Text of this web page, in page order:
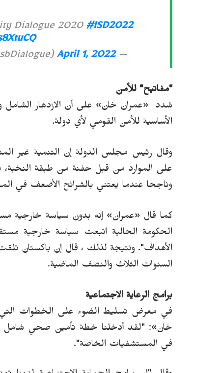
Dialogue 2020 #ISD2022
— Islamabad Security Dialogue (@IsbDialogue)
April 1, 2022
"مفاتيح" للأمن
شدد
«عمران خان» على أن الازدهار
الأساسية للأمن القومي لأي دولة.
وقال رئيس مجلس الدولة إن التنمية غير
على الموارد من قبل حفنة من طبقة
وناجحا عندما يعتني بالشرائح الأضعف في
كما قال«عمران» إنه بدون سياسة خارجية
الحكومة الحالية اتبعت سياسة خارجية
الأهداف". ونتيجة لذلك ، قال إن باكستان
السنوات الثلاث والنصف الماضية.
برامج الرعاية الاجتماعية
في معرض تسليط الضوء على الخطوات التي
خان»: "لقد أدخلنا خطة تأمين صحي شامل
في المستشفيات الخاصة".